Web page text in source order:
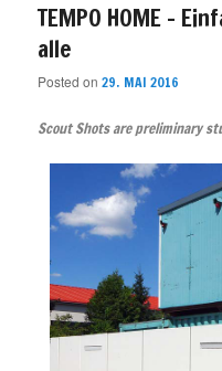
TEMPO HOME –
alle
Posted on29. MAI 2016
Scout Shots are preliminary